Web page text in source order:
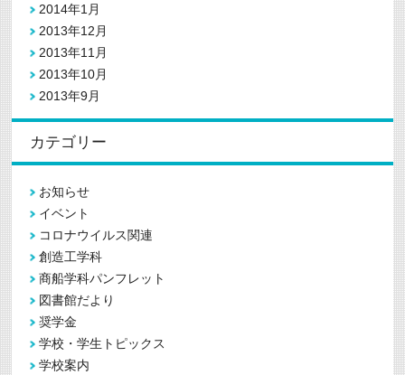
2014年1月
2013年12月
2013年11月
2013年10月
2013年9月
カテゴリー
お知らせ
イベント
コロナウイルス関連
創造工学科
商船学科パンフレット
図書館だより
奨学金
学校・学生トピックス
学校案内